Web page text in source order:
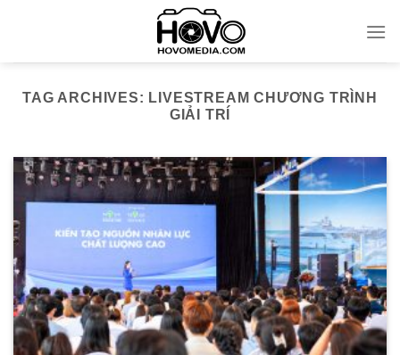
TAG ARCHIVES: LIVESTREAM CHƯƠNG TRÌNH
GIẢI TRÍ